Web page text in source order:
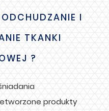
I
TKANKI
?
produkty